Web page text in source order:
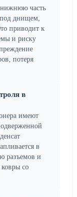
нижнюю часть
днищем,
приводит к
и риску
потеря
в
имеют
в
разъемов и
со